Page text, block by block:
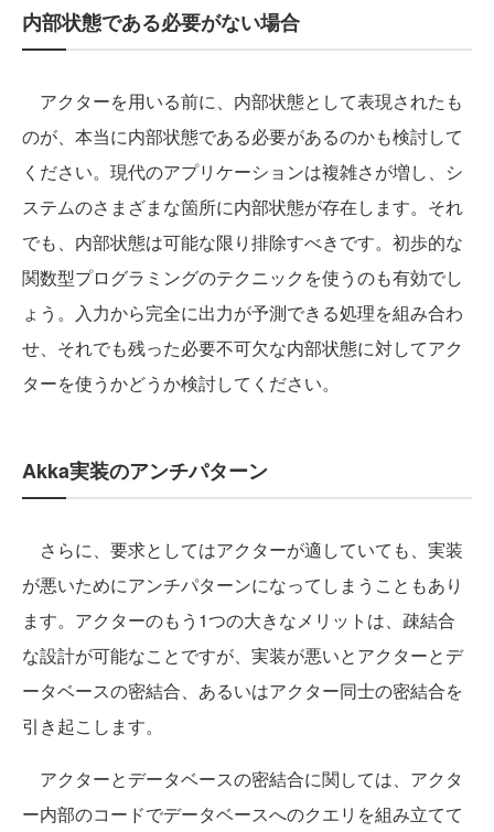
内部状態である必要がない場合
アクターを用いる前に、内部状態として表現されたも
のが、本当に内部状態である必要があるのかも検討して
ください。現代のアプリケーションは複雑さが増し、シ
ステムのさまざまな箇所に内部状態が存在します。それ
でも、内部状態は可能な限り排除すべきです。初歩的な
関数型プログラミングのテクニックを使うのも有効でし
ょう。入力から完全に出力が予測できる処理を組み合わ
せ、それでも残った必要不可欠な内部状態に対してアク
ターを使うかどうか検討してください。
Akka実装のアンチパターン
さらに、要求としてはアクターが適していても、実装
が悪いためにアンチパターンになってしまうこともあり
ます。アクターのもう1つの大きなメリットは、疎結合
な設計が可能なことですが、実装が悪いとアクターとデ
ータベースの密結合、あるいはアクター同士の密結合を
引き起こします。
アクターとデータベースの密結合に関しては、アクタ
ー内部のコードでデータベースへのクエリを組み立てて